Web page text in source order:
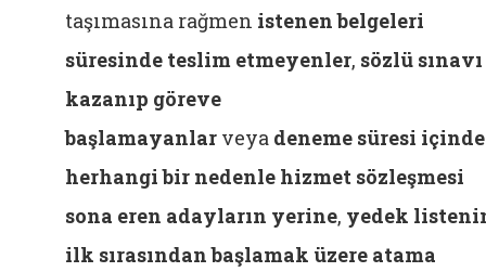
taşımasına rağmen istenen belgeleri
süresinde teslim etmeyenler, sözlü sınavı
kazanıp göreve
başlamayanlar veya deneme süresi içinde
herhangi bir nedenle hizmet sözleşmesi
sona eren adayların yerine, yedek
ilk sırasından başlamak üzere atama